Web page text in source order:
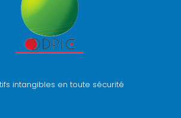
intangibles en toute sécurité